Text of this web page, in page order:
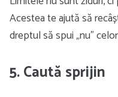
Acestea te ajută să
dreptul să spui „nu”
5. Caută sprijin